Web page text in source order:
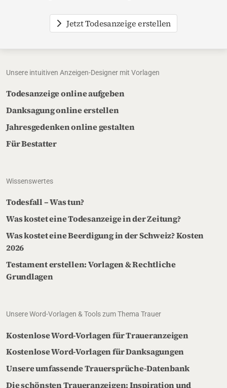
Jetzt Todesanzeige erstellen
Unsere intuitiven Anzeigen-Designer mit Vorlagen
Todesanzeige online aufgeben
Danksagung online erstellen
Jahresgedenken online gestalten
Für Bestatter
Wissenswertes
Todesfall – Was tun?
Was kostet eine Todesanzeige in der Zeitung?
Was kostet eine Beerdigung in der Schweiz? Kosten
2026
Testament erstellen: Vorlagen & Rechtliche
Grundlagen
Unsere Word-Vorlagen & Tools zum Thema Trauer
Kostenlose Word-Vorlagen für Traueranzeigen
Kostenlose Word-Vorlagen für Danksagungen
Unsere umfassende Trauersprüche-Datenbank
Die schönsten Traueranzeigen: Inspiration und